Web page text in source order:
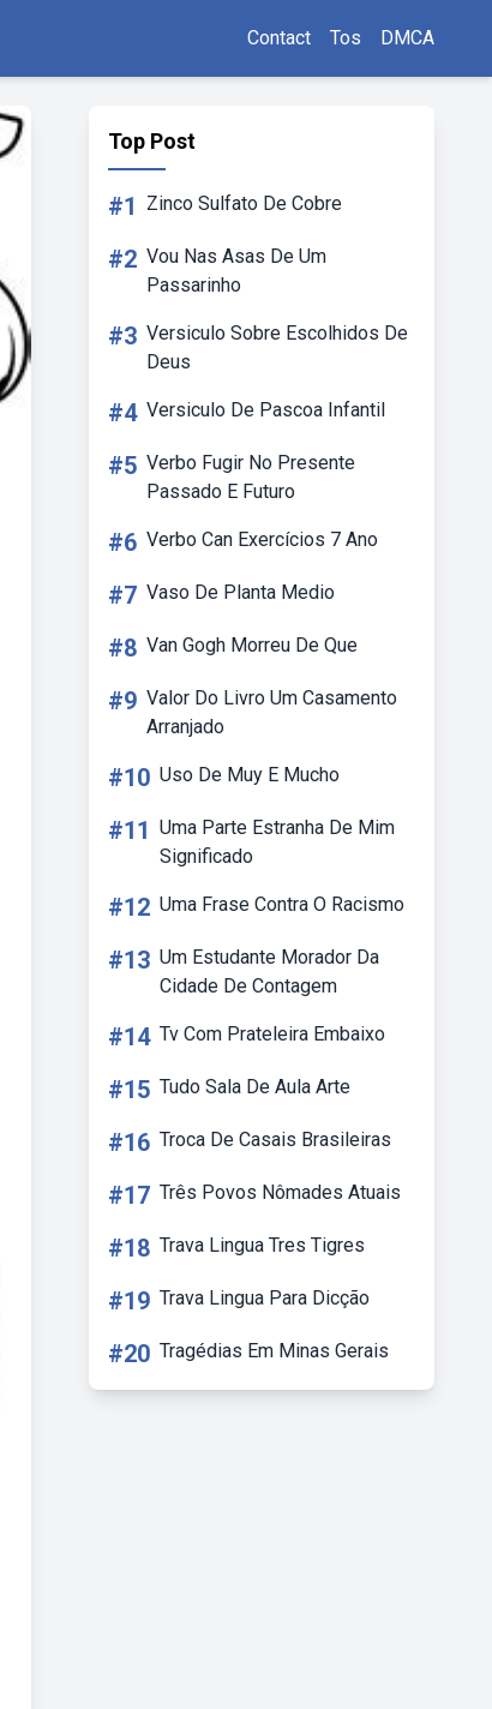
Contact Tos DMCA
Top Post
#1 Zinco Sulfato De Cobre
#2 Vou Nas Asas De Um
Passarinho
#3 Versiculo Sobre Escolhidos De
Deus
#4 Versiculo De Pascoa Infantil
#5 Verbo Fugir No Presente
Passado E Futuro
#6 Verbo Can Exercícios 7 Ano
#7 Vaso De Planta Medio
#8 Van Gogh Morreu De Que
#9 Valor Do Livro Um Casamento
Arranjado
#10 Uso De Muy E Mucho
#11 Uma Parte Estranha De Mim
Significado
#12 Uma Frase Contra O Racismo
#13 Um Estudante Morador Da
Cidade De Contagem
#14 Tv Com Prateleira Embaixo
#15 Tudo Sala De Aula Arte
#16 Troca De Casais Brasileiras
#17 Três Povos Nômades Atuais
#18 Trava Lingua Tres Tigres
#19 Trava Lingua Para Dicção
#20 Tragédias Em Minas Gerais